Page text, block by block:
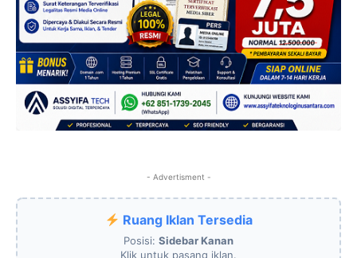
- Advertisment -
Ruang Iklan Tersedia
Posisi: Sidebar Kanan
Klik untuk pasang iklan.